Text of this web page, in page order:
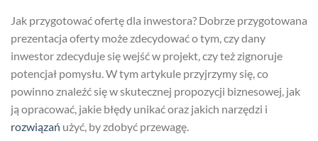
Jak przygotować ofertę dla inwestora? Dobrze przygotowana
prezentacja oferty może zdecydować o tym, czy dany
inwestor zdecyduje się wejść w projekt, czy też zignoruje
potencjał pomysłu. W tym artykule przyjrzymy się, co
powinno znaleźć się w skutecznej propozycji biznesowej, jak
ją opracować, jakie błędy unikać oraz jakich narzędzi i
rozwiązań użyć, by zdobyć przewagę.